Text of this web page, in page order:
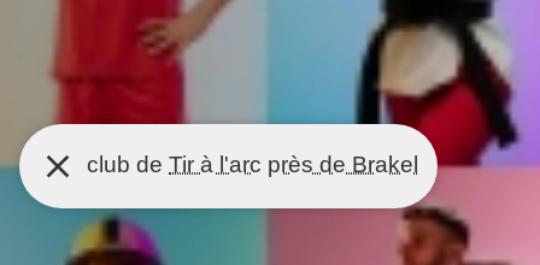
club de Tir à l'arc près de Brakel